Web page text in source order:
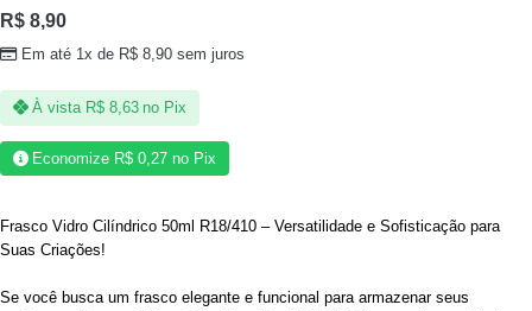
R$ 8,90
Em até 1x de R$ 8,90 sem juros
À vista R$8,63 no Pix
Economize R$ 0,27 no Pix
Frasco Vidro Cilíndrico 50ml R18/410 – Versatilidade e Sofisticação para
Suas Criações!
Se você busca um frasco elegante e funcional para armazenar seus